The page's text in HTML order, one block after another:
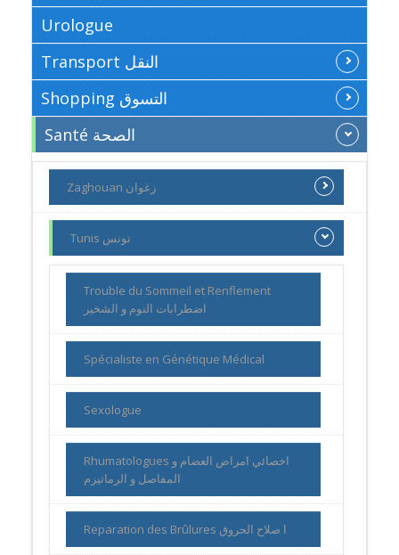
Urologue
Transport النقل
Shopping التسوق
Santé الصحة
Zaghouan زغوان
Tunis تونس
Trouble du Sommeil et Renflement
اضطرابات النوم و الشخير
Spécialiste en Génétique Médical
Sexologue
Rhumatologues اخصائي امراض العضام و
المفاصل و الرماتيزم
Reparation des Brûlures ا صلاح الحروق